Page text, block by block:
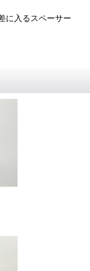
に入るスペーサー